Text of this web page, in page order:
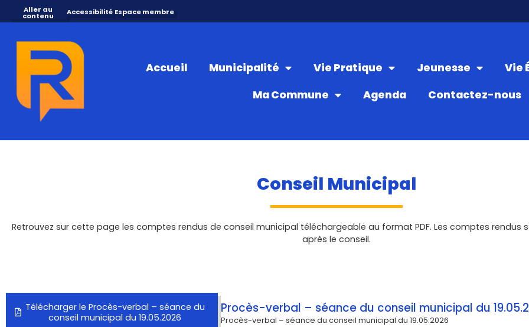
Aller au
contenu Accessibilité Espace membre
Accueil Municipalité Vie Pratique Jeunesse
Vie
Ma Commune
Agenda Contactez-nous
Conseil Municipal
Retrouvez sur cette page les comptes rendus de conseil municipal téléchargeable au format PDF. Les comptes rendus
après le conseil.
Télécharger le Procès-verbal – séance du
conseil municipal du 19.05.2026
Procès-verbal – séance du conseil municipal du
Procès-verbal – séance du conseil municipal du 19.05.2026